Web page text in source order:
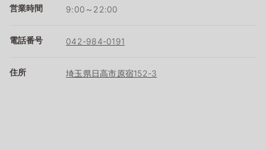
営業時間 9:00～22:00
電話番号 042-984-0191
住所 埼玉県日高市原宿152-3